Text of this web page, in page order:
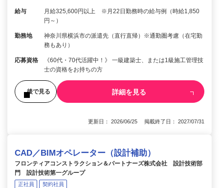
給与
月給325,600円以上 ※月22日勤務時の給与例（時給1,850
円～）
勤務地
神奈川県横浜市の派遣先（直行直帰）※通勤圏考慮（在宅勤
務もあり）
応募資格
《60代・70代活躍中！》 一級建築士、または1級施工管理技
士の資格をお持ちの方
後で見る 詳細を見る
更新日： 2026/06/25 掲載終了日： 2027/07/31
CAD／BIMオペレーター（設計補助）
フロンティアコンストラクション＆パートナーズ株式会社 設計技術部
門 設計技術第一グループ
正社員 契約社員